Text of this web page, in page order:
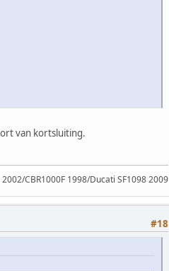
van kortsluiting.
CBR1000F 1998/Ducati SF1098 2009
#18